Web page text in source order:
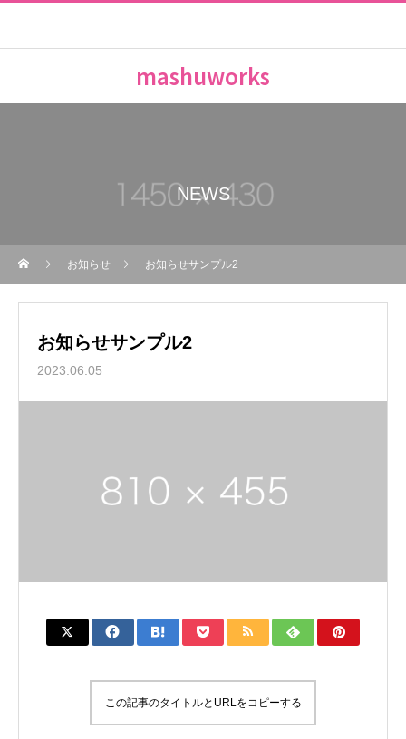
mashuworks
NEWS
お知らせ お知らせサンプル2
お知らせサンプル2
2023.06.05
この記事のタイトルとURLをコピーする